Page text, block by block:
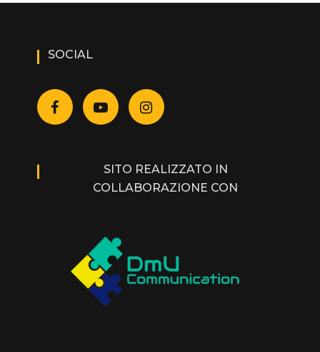
SOCIAL
SITO REALIZZATO IN
COLLABORAZIONE CON